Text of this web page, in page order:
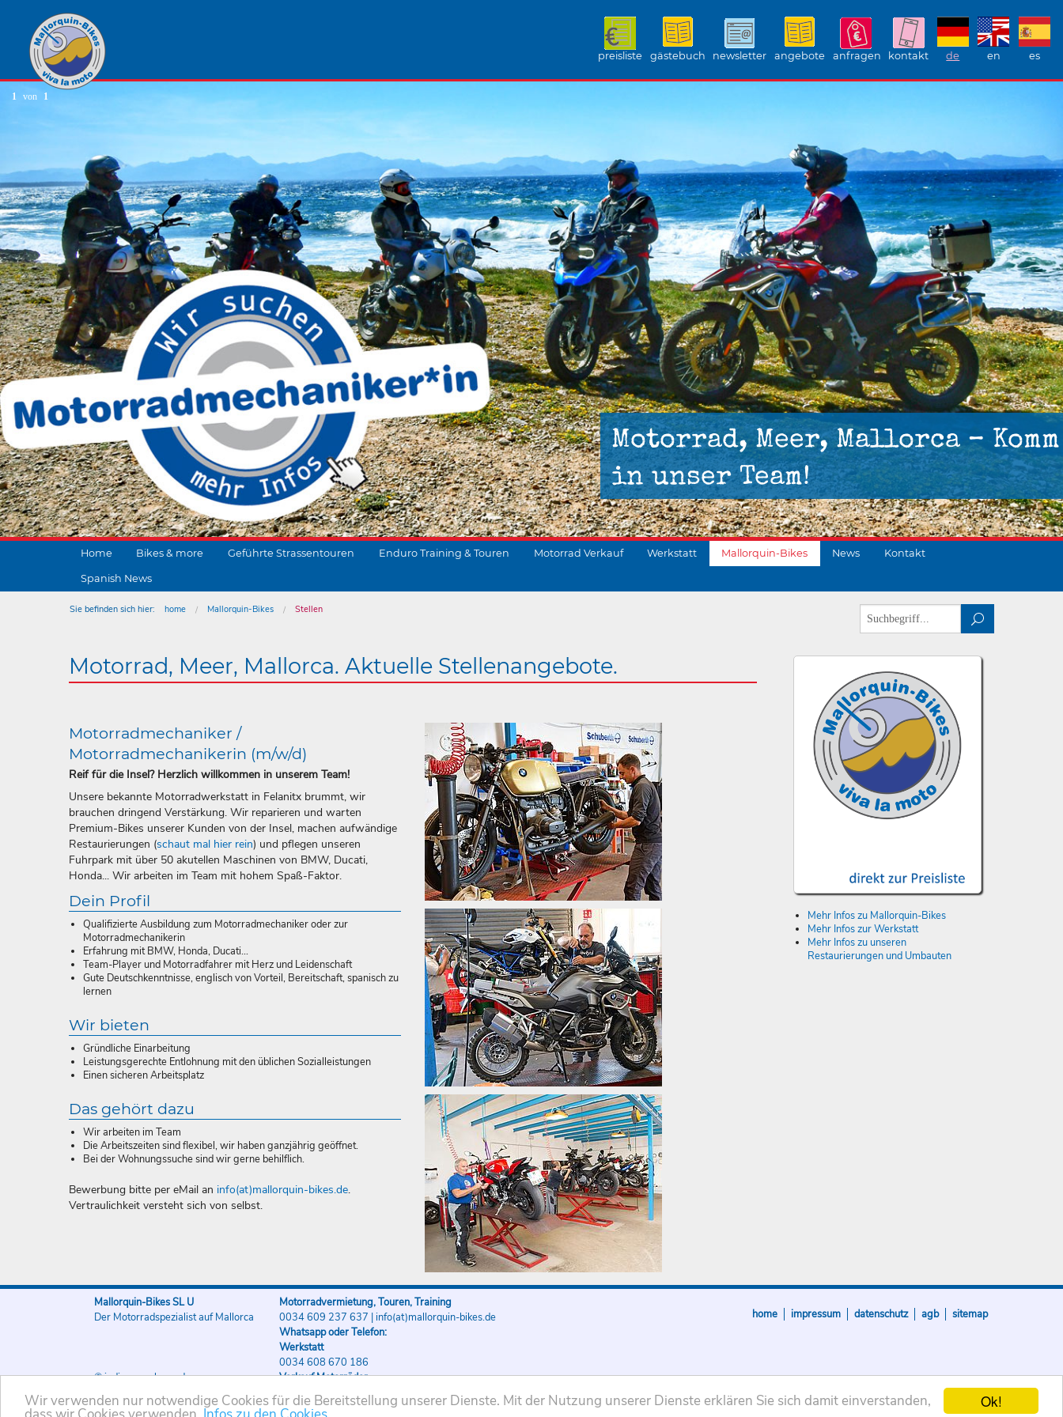
Ok!
Wir verwenden nur notwendige Cookies für die Bereitstellung unserer Dienste. Mit der Nutzung unserer Dienste erklären Sie sich damit einverstanden,
preisliste gästebuch newsletter angebote anfragen kontakt de en es
Motorrad, Meer, Mallorca – Komm
in unser Team!
1 von 1
Home Bikes & more Geführte Strassentouren Enduro Training & Touren Motorrad Verkauf Werkstatt Mallorquin-Bikes News Kontakt
Spanish News
Sie befinden sich hier: home Mallorquin-Bikes
Stellen
Mehr Infos zu Mallorquin-Bikes
Mehr Infos zur Werkstatt
Mehr Infos zu unseren
Restaurierungen und Umbauten
Motorrad, Meer, Mallorca. Aktuelle Stellenangebote.
Motorradmechaniker /
Motorradmechanikerin (m/w/d)
Reif für die Insel? Herzlich willkommen in unserem Team!
Unsere bekannte Motorradwerkstatt in Felanitx brummt, wir
brauchen dringend Verstärkung. Wir reparieren und warten
Premium-Bikes unserer Kunden von der Insel, machen aufwändige
Restaurierungen (schaut mal hier rein) und pflegen unseren
Fuhrpark mit über 50 akutellen Maschinen von BMW, Ducati,
Honda... Wir arbeiten im Team mit hohem Spaß-Faktor.
Dein Profil
Qualifizierte Ausbildung zum Motorradmechaniker oder zur
Motorradmechanikerin
Erfahrung mit BMW, Honda, Ducati...
Team-Player und Motorradfahrer mit Herz und Leidenschaft
Gute Deutschkenntnisse, englisch von Vorteil, Bereitschaft, spanisch zu
lernen
Wir bieten
Gründliche Einarbeitung
Leistungsgerechte Entlohnung mit den üblichen Sozialleistungen
Einen sicheren Arbeitsplatz
Das gehört dazu
Wir arbeiten im Team
Die Arbeitszeiten sind flexibel, wir haben ganzjährig geöffnet.
Bei der Wohnungssuche sind wir gerne behilflich.
Bewerbung bitte per eMail an info(at)mallorquin-bikes.de.
Vertraulichkeit versteht sich von selbst.
Mallorquin-Bikes SL U
Der Motorradspezialist auf Mallorca
© indigo-werbung.de
Motorradvermietung, Touren, Training
0034 609 237 637 |info(at)mallorquin-bikes.de
Whatsapp oder Telefon:
Werkstatt
0034 608 670 186
Verkauf Motorräder
0034 608 670 186
home impressum datenschutz agb sitemap